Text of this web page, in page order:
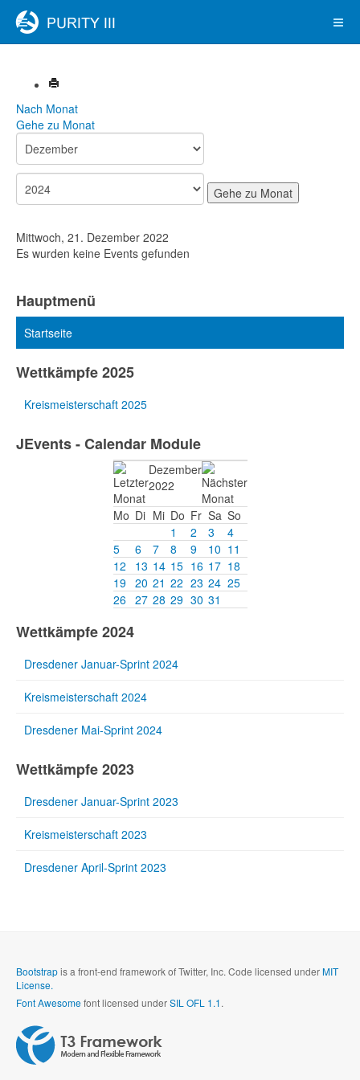
Nach Monat
Gehe zu Monat
Gehe zu Monat
Mittwoch, 21. Dezember 2022
Es wurden keine Events gefunden
Hauptmenü
Startseite
Wettkämpfe 2025
Kreismeisterschaft 2025
JEvents - Calendar Module
Dezember
2022
Mo Di Mi Do Fr Sa So
1
2 3
4
5
6 7 8 9 10 11
12
13 14 15 16 17 18
19 20 21 22 23 24 25
26 27 28 29 30 31
Wettkämpfe 2024
Dresdener Januar-Sprint 2024
Kreismeisterschaft 2024
Dresdener Mai-Sprint 2024
Wettkämpfe 2023
Dresdener Januar-Sprint 2023
Kreismeisterschaft 2023
Dresdener April-Sprint 2023
Bootstrapis a front-end framework of Twitter, Inc. Code licensed underMIT
License.
Font Awesomefont licensed underSIL OFL 1.1.